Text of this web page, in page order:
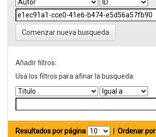
Comenzar nueva busqueda
Añadir filtros:
Usa los filtros para afinar la busqueda.
Resultados por página
Ordenar por